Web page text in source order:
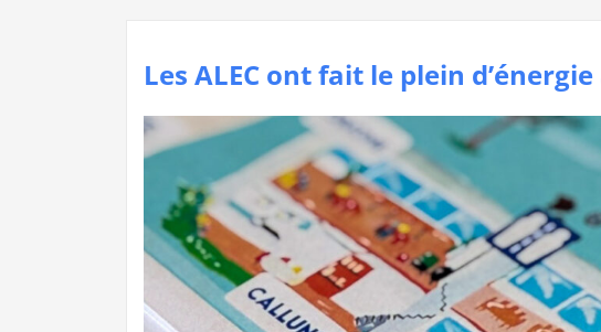
Les ALEC ont fait le plein